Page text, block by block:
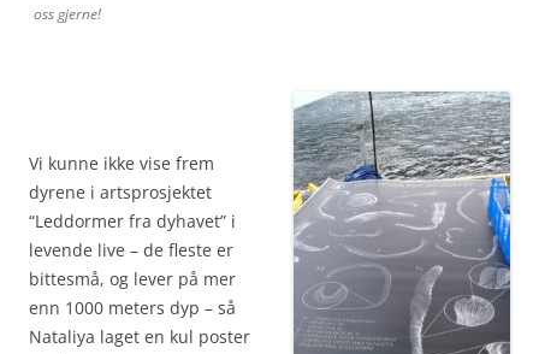
oss gjerne!
Vi kunne ikke vise frem
dyrene i artsprosjektet
“Leddormer fra dyhavet” i
levende live – de fleste er
bittesmå, og lever på mer
enn 1000 meters dyp – så
Nataliya laget en kul poster